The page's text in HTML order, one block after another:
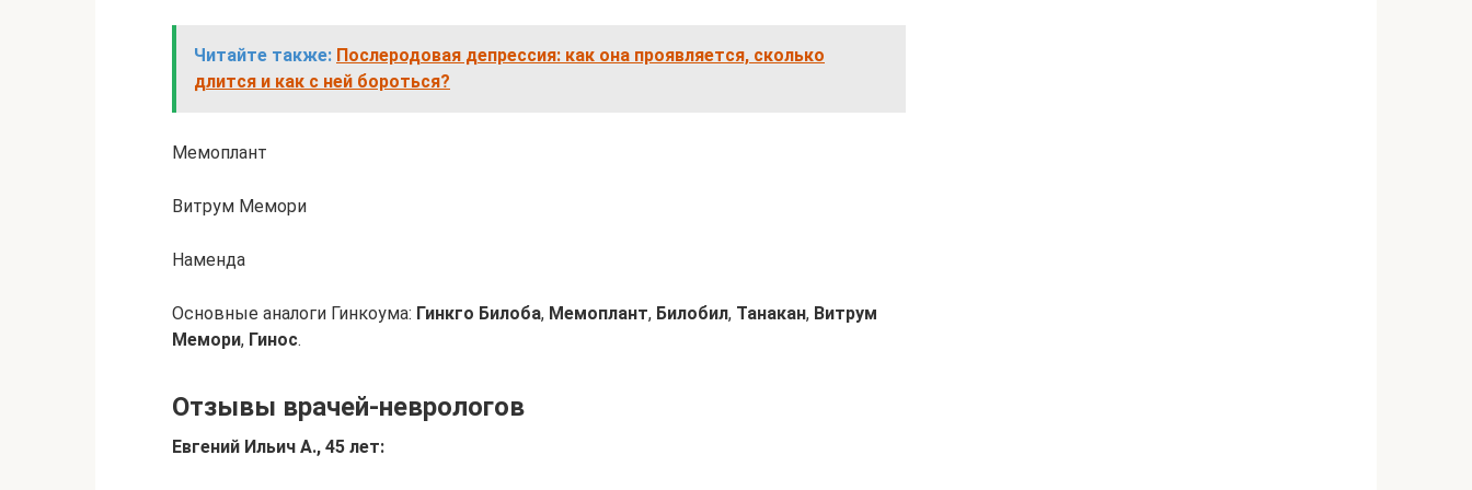
Читайте также: Послеродовая депрессия: как она проявляется, сколько
длится и как с ней бороться?
Мемоплант
Витрум Мемори
Наменда
Основные аналоги Гинкоума: Гинкго Билоба, Мемоплант, Билобил, Танакан, Витрум
Мемори, Гинос.
Отзывы врачей-неврологов
Евгений Ильич А., 45 лет: